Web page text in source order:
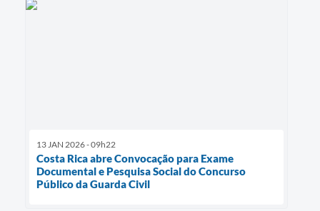
13 JAN 2026 - 09h22
Costa Rica abre Convocação para Exame
Documental e Pesquisa Social do Concurso
Público da Guarda Civil